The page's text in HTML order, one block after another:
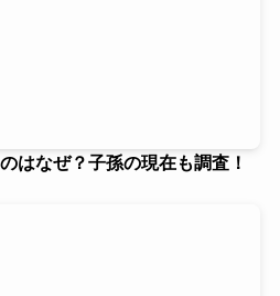
はなぜ？子孫の現在も調査！